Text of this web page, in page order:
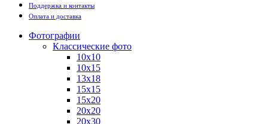
Поддержка и контакты
Оплата и доставка
Фотографии
Классические фото
10х10
10х15
13х18
15х15
15х20
20х20
20х30